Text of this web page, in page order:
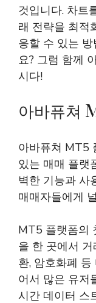
것입니다. 차트
래 전략을 최적
응할 수 있는
요? 그럼 함께
시다!
아바퓨쳐
아바퓨쳐 MT5
있는 매매 플랫
벽한 기능과 사
매매자들에게
MT5 플랫폼의
을 한 곳에서
환, 암호화폐
어서 많은 유저
시간 데이터 스